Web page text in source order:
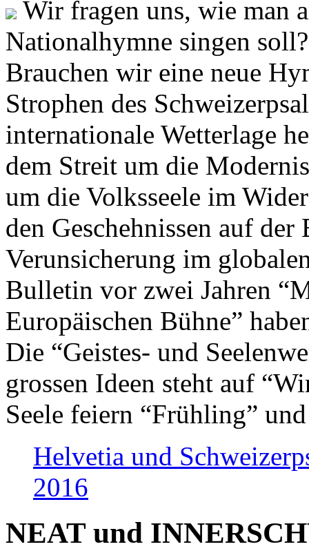
Wir fragen uns, wie man
Nationalhymne singen
Brauchen wir eine neue
Strophen des
internationale Wetterlage
dem Streit um die
um die Volksseele im
den Geschehnissen auf
Verunsicherung im
Bulletin vor zwei Jahren
Europäischen Bühne”
Die “Geistes- und
grossen Ideen steht auf
Seele feiern “Frühling”
Helvetia und
2016
NEAT und